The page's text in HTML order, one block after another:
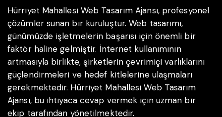
Hürriyet Mahallesi Web Tasarım Ajansı, profesyonel
çözümler sunan bir kuruluştur. Web tasarımı,
günümüzde işletmelerin başarısı için önemli bir
faktör haline gelmiştir. İnternet kullanımının
artmasıyla birlikte, şirketlerin çevrimiçi varlıklarını
güçlendirmeleri ve hedef kitlelerine ulaşmaları
gerekmektedir. Hürriyet Mahallesi Web Tasarım
Ajansı, bu ihtiyaca cevap vermek için uzman bir
ekip tarafından yönetilmektedir.